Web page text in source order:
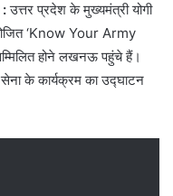
:उत्तर प्रदेश के मुख्यमंत्री योगी
‘Know Your Army
होने लखनऊ पहुंचे हैं।
के कार्यक्रम का उद्घाटन